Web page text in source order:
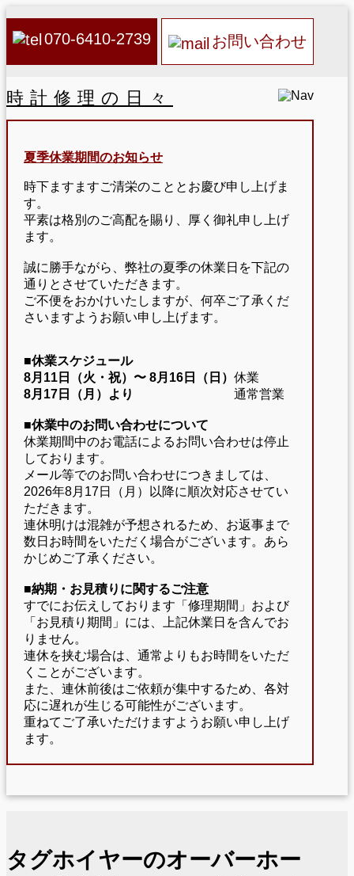
070-6410-2739 お問い合わせ
時計修理の日々
夏季休業期間のお知らせ
時下ますますご清栄のこととお慶び申し上げま
す。
平素は格別のご高配を賜り、厚く御礼申し上げ
ます。
誠に勝手ながら、弊社の夏季の休業日を下記の
通りとさせていただきます。
ご不便をおかけいたしますが、何卒ご了承くだ
さいますようお願い申し上げます。
■休業スケジュール
8月11日（火・祝）〜 8月16日（日） 休業
8月17日（月）より
通常営業
■休業中のお問い合わせについて
休業期間中のお電話によるお問い合わせは停止
しております。
メール等でのお問い合わせにつきましては、
2026年8月17日（月）以降に順次対応させてい
ただきます。
連休明けは混雑が予想されるため、お返事まで
数日お時間をいただく場合がございます。あら
かじめご了承ください。
■納期・お見積りに関するご注意
すでにお伝えしております「修理期間」および
「お見積り期間」には、上記休業日を含んでお
りません。
連休を挟む場合は、通常よりもお時間をいただ
くことがございます。
また、連休前後はご依頼が集中するため、各対
応に遅れが生じる可能性がございます。
重ねてご了承いただけますようお願い申し上げ
ます。
タグホイヤーのオーバーホー